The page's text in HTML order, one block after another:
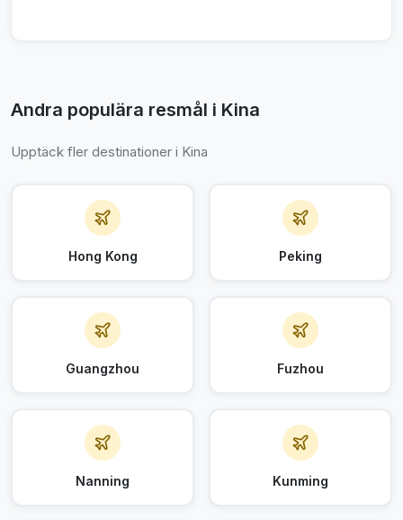
Andra populära resmål i Kina
Upptäck fler destinationer i Kina
Hong Kong Peking
Guangzhou Fuzhou
Nanning Kunming